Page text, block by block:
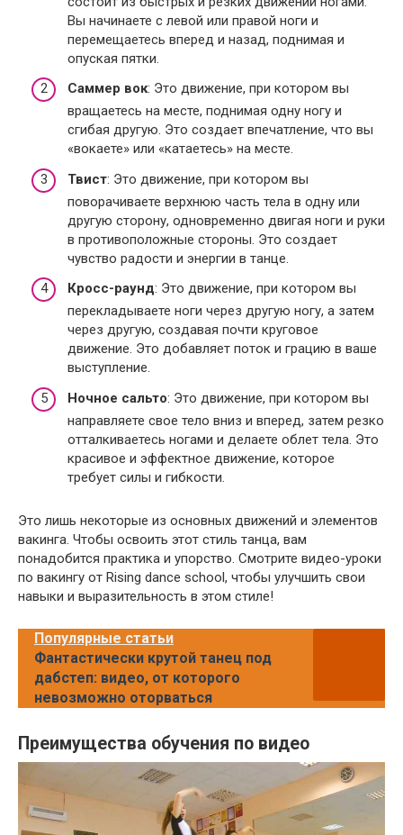
Вы начинаете с левой или правой ноги и
перемещаетесь вперед и назад, поднимая и
опуская пятки.
Саммер вок: Это движение, при котором вы
вращаетесь на месте, поднимая одну ногу и
сгибая другую. Это создает впечатление, что вы
«вокаете» или «катаетесь» на месте.
Твист: Это движение, при котором вы
поворачиваете верхнюю часть тела в одну или
другую сторону, одновременно двигая ноги и руки
в противоположные стороны. Это создает
чувство радости и энергии в танце.
Кросс-раунд: Это движение, при котором вы
перекладываете ноги через другую ногу, а затем
через другую, создавая почти круговое
движение. Это добавляет поток и грацию в ваше
выступление.
Ночное сальто: Это движение, при котором вы
направляете свое тело вниз и вперед, затем резко
отталкиваетесь ногами и делаете облет тела. Это
красивое и эффектное движение, которое
требует силы и гибкости.
Это лишь некоторые из основных движений и элементов
вакинга. Чтобы освоить этот стиль танца, вам
понадобится практика и упорство. Смотрите видео-уроки
по вакингу от Rising dance school, чтобы улучшить свои
навыки и выразительность в этом стиле!
Популярные статьи
Фантастически крутой танец под
дабстеп: видео, от которого
невозможно оторваться
Преимущества обучения по видео